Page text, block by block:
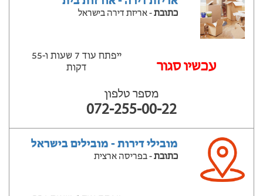
כתובת- אריזת דירה בישראל
עכשיו סגור
ייפתח עוד 7 שעות ‫ו-55
דקות
מספר טלפון
072-255-00-22
מובילי דירות - מובילים בישראל
כתובת- בפריסה ארצית